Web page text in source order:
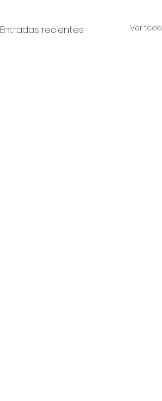
Entradas recientes Ver todo